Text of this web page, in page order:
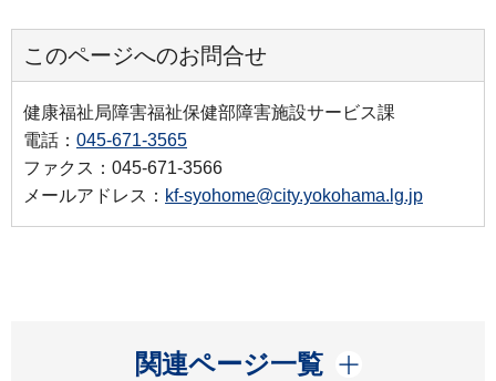
このページへのお問合せ
健康福祉局障害福祉保健部障害施設サービス課
電話： 045-671-3565
ファクス：045-671-3566
メールアドレス： kf-syohome@city.yokohama.lg.jp
関連ページ一覧
開く